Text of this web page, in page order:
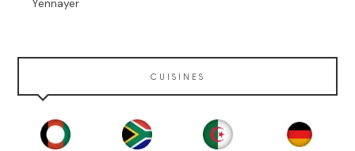
Yennayer
CUISINES